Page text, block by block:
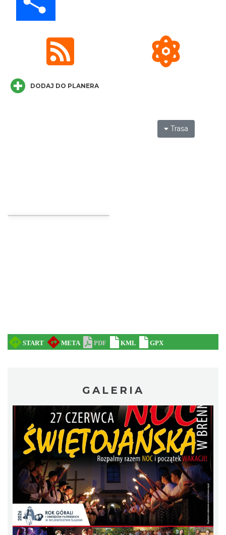
Wakacyjna Potańcówka na Czantorii
Akcja Przewodnik Czeka
Wisła
2026-08-16
7.16 km
Plener malarski
DODAJ DO PLANERA
Trasa
GALERIA